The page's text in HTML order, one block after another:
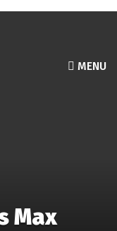
MENU
Max